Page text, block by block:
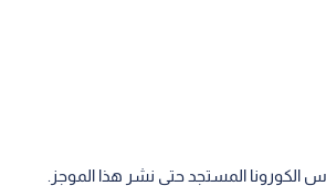
الكورونا المستجد حتى نشر هذا الموجز.